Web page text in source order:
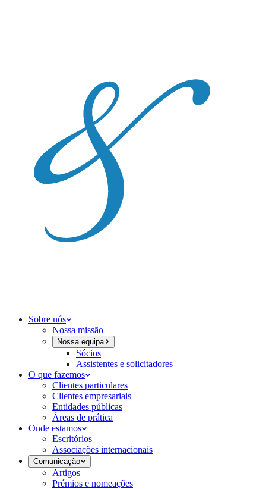
Sobre nós
Nossa missão
Nossa equipa
Sócios
Assistentes e solicitadores
O que fazemos
Clientes particulares
Clientes empresariais
Entidades públicas
Áreas de prática
Onde estamos
Escritórios
Associações internacionais
Comunicação
Artigos
Prémios e nomeações